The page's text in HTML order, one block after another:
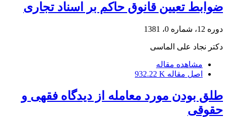
ضوابط تعیین قانوق حاکم بر اسناد تجاری
دوره 12، شماره 0، 1381
دکتر نجاد علی الماسی
مشاهده مقاله
اصل مقاله 932.22 K
طلق بودن مورد معامله از دیدگاه فقهی و
حقوقی